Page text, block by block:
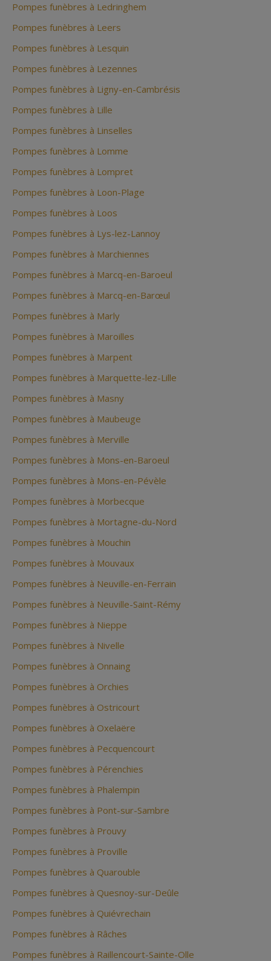
Pompes funèbres à Ledringhem
Pompes funèbres à Leers
Pompes funèbres à Lesquin
Pompes funèbres à Lezennes
Pompes funèbres à Ligny-en-Cambrésis
Pompes funèbres à Lille
Pompes funèbres à Linselles
Pompes funèbres à Lomme
Pompes funèbres à Lompret
Pompes funèbres à Loon-Plage
Pompes funèbres à Loos
Pompes funèbres à Lys-lez-Lannoy
Pompes funèbres à Marchiennes
Pompes funèbres à Marcq-en-Baroeul
Pompes funèbres à Marcq-en-Barœul
Pompes funèbres à Marly
Pompes funèbres à Maroilles
Pompes funèbres à Marpent
Pompes funèbres à Marquette-lez-Lille
Pompes funèbres à Masny
Pompes funèbres à Maubeuge
Pompes funèbres à Merville
Pompes funèbres à Mons-en-Baroeul
Pompes funèbres à Mons-en-Pévèle
Pompes funèbres à Morbecque
Pompes funèbres à Mortagne-du-Nord
Pompes funèbres à Mouchin
Pompes funèbres à Mouvaux
Pompes funèbres à Neuville-en-Ferrain
Pompes funèbres à Neuville-Saint-Rémy
Pompes funèbres à Nieppe
Pompes funèbres à Nivelle
Pompes funèbres à Onnaing
Pompes funèbres à Orchies
Pompes funèbres à Ostricourt
Pompes funèbres à Oxelaëre
Pompes funèbres à Pecquencourt
Pompes funèbres à Pérenchies
Pompes funèbres à Phalempin
Pompes funèbres à Pont-sur-Sambre
Pompes funèbres à Prouvy
Pompes funèbres à Proville
Pompes funèbres à Quarouble
Pompes funèbres à Quesnoy-sur-Deûle
Pompes funèbres à Quiévrechain
Pompes funèbres à Râches
Pompes funèbres à Raillencourt-Sainte-Olle